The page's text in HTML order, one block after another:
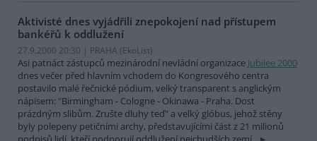
Aktivisté dnes vyjádřili znepokojení nad přístupem
bankéřů k oddlužení
27.9.2000 20:30 | PRAHA (EkoList)
Asi patnáct zástupců mezinárodní nevládní organizace Jubilee 2000
dnes večer před hlavním vchodem do Kongresového centra
postavilo malé řečnické pódium, velký transparent s anglickým
nápisem: "Birmingham - Cologne - Okinawa - Praha. Dost
prázdným slibům. Zrušte dluhy teď" a velký glóbus, jehož stěny
byly polepeny petičními archy, představujícími část z 21 milionů